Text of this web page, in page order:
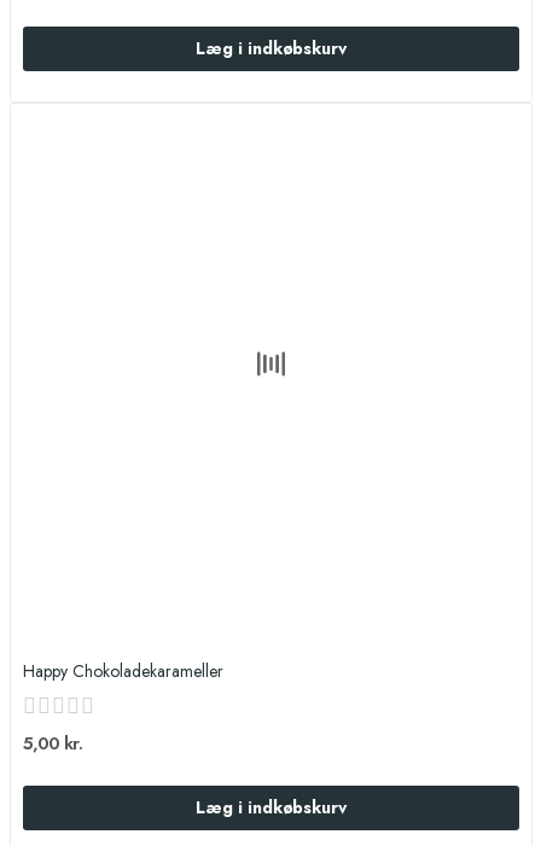
Læg i indkøbskurv
Happy Chokoladekarameller
5,00 kr.
Læg i indkøbskurv